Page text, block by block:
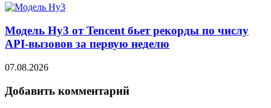
Модель Hy3 от Tencent бьет рекорды по числу
API-вызовов за первую неделю
07.08.2026
Добавить комментарий